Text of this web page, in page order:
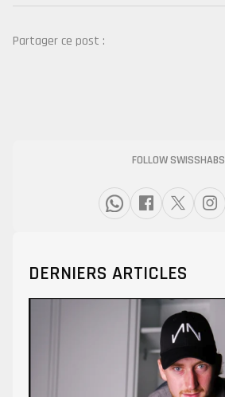
Partager ce post :
FOLLOW SWISSHABS
DERNIERS ARTICLES